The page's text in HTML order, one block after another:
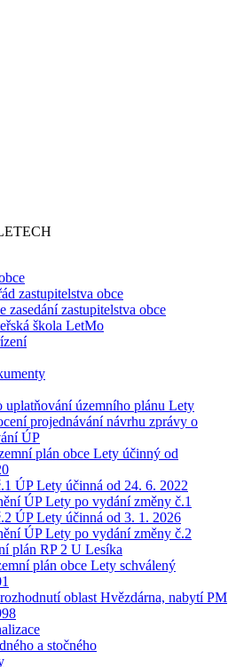
zastupitelstva obce
zasedání zastupitelstva obce
škola LetMo
uplatňování územního plánu Lety
projednávání návrhu zprávy o
ÚP
plán obce Lety účinný od
ÚP Lety účinná od 24. 6. 2022
ÚP Lety po vydání změny č.1
ÚP Lety účinná od 3. 1. 2026
ÚP Lety po vydání změny č.2
plán RP 2 U Lesíka
plán obce Lety schválený
oblast Hvězdárna, nabytí PM
a stočného